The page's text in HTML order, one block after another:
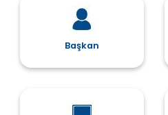
Başkan